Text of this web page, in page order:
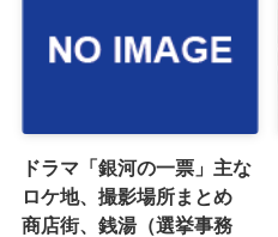
ドラマ「銀河の一票」主な
ロケ地、撮影場所まとめ
商店街、銭湯（選挙事務